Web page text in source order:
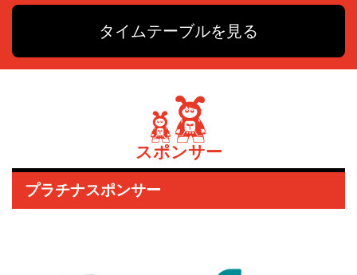
タイムテーブルを見る
スポンサー
プラチナスポンサー